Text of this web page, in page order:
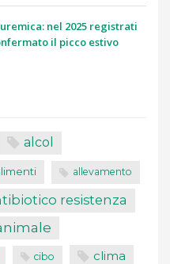
nel 2025 registrati
il picco estivo
alcol
allevamento
resistenza
cibo clima